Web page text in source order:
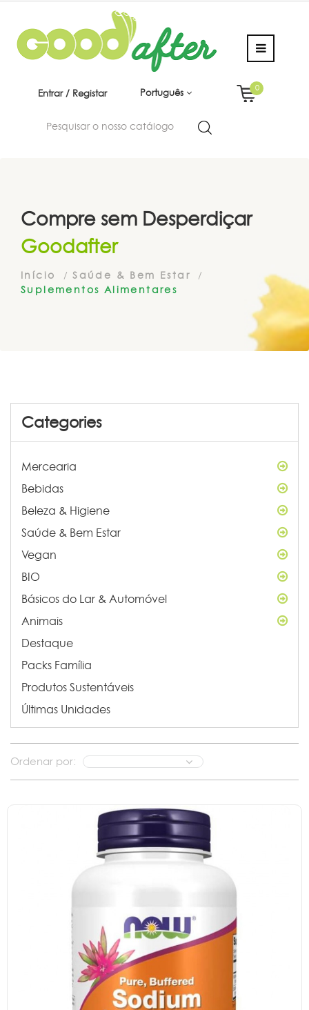
Entrar / Registar Português
0
Compre sem Desperdiçar
Goodafter
Início
Saúde & Bem Estar
Suplementos Alimentares
Categories
Mercearia
Bebidas
Beleza & Higiene
Saúde & Bem Estar
Vegan
BIO
Básicos do Lar & Automóvel
Animais
Destaque
Packs Família
Produtos Sustentáveis
Últimas Unidades
Ordenar por: